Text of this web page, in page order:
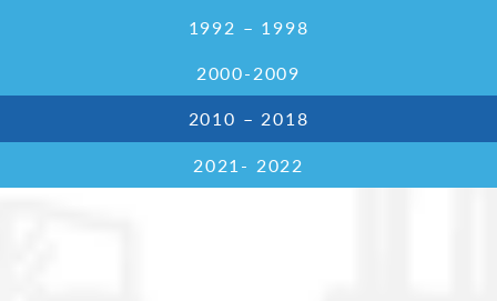
1992 – 1998
2000-2009
2010 – 2018
2021- 2022